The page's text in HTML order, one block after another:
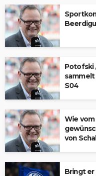
Potofski
sammelt
S04
Wie
von
Bringt er